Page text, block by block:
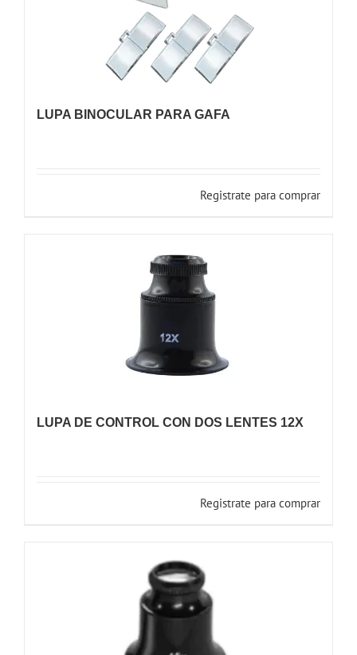
LUPA BINOCULAR PARA GAFA
Registrate para comprar
LUPA DE CONTROL CON DOS LENTES 12X
Registrate para comprar